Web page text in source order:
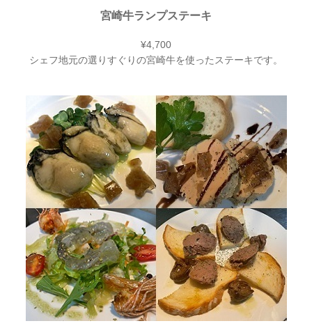
宮崎牛ランプステーキ
¥4,700
シェフ地元の選りすぐりの宮崎牛を使ったステーキです。